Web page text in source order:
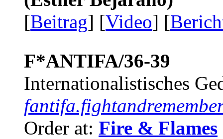
[Beitrag] [Video] [
F*ANTIFA/36-39
Internationalistisches
Order at: Fire & Flames